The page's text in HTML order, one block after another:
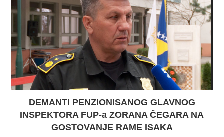
DEMANTI PENZIONISANOG GLAVNOG
INSPEKTORA FUP-a ZORANA ČEGARA NA
GOSTOVANJE RAME ISAKA